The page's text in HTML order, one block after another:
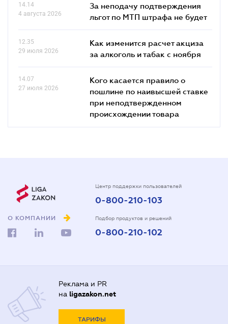
14.14
4 августа 2026
За неподачу подтверждения
льгот по МТП штрафа не будет
12.35
29 июля 2026
Как изменится расчет акциза
за алкоголь и табак с ноября
14.07
27 июля 2026
Кого касается правило о
пошлине по наивысшей ставке
при неподтвержденном
происхождении товара
О КОМПАНИИ
Центр поддержки пользователей
0-800-210-103
Подбор продуктов и решений
0-800-210-102
Реклама и PR
на ligazakon.net
ТАРИФЫ